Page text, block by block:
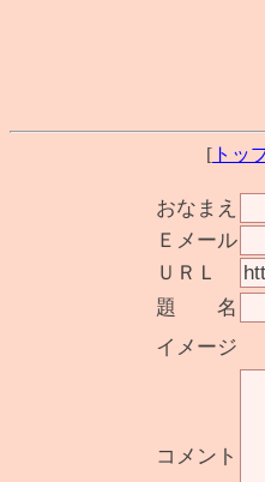
[ トッ
おなまえ
Ｅメール
ＵＲＬ
題 名
イメージ
コメント